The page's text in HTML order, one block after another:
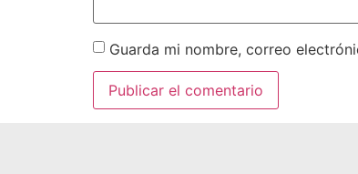
Guarda mi nombre, correo